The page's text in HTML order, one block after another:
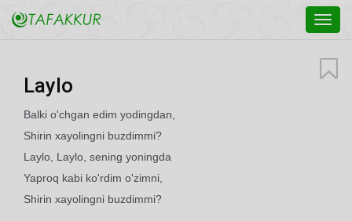
Laylo
Balki o'chgan edim yodingdan,
Shirin xayolingni buzdimmi?
Laylo, Laylo, sening yoningda
Yaproq kabi ko'rdim o'zimni,
Shirin xayolingni buzdimmi?